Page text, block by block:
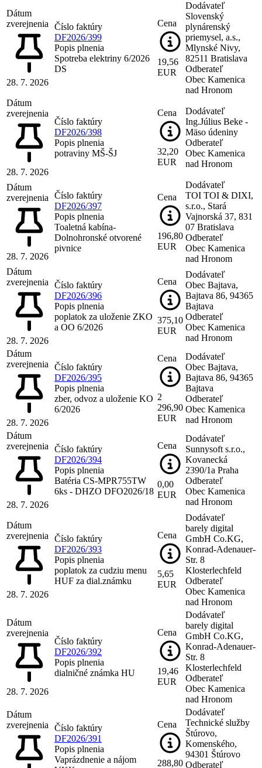
Dátum
zverejnenia
28. 7. 2026
Číslo faktúry
DF2026/399
Popis plnenia
Spotreba elektriny 6/2026
DS
Cena
19,56
EUR
Dodávateľ
Slovenský
plynárenský
priemysel, a.s.,
Mlynské Nivy,
82511 Bratislava
Odberateľ
Obec Kamenica
nad Hronom
Dátum
zverejnenia
28. 7. 2026
Číslo faktúry
DF2026/398
Popis plnenia
potraviny MŠ-ŠJ
Cena
32,20
EUR
Dodávateľ
Ing.Július Beke -
Mäso údeniny
Odberateľ
Obec Kamenica
nad Hronom
Dátum
zverejnenia
28. 7. 2026
Číslo faktúry
DF2026/397
Popis plnenia
Toaletná kabína-
Dolnohronské otvorené
pivnice
Cena
196,80
EUR
Dodávateľ
TOI TOI & DIXI,
s.r.o., Stará
Vajnorská 37, 831
07 Bratislava
Odberateľ
Obec Kamenica
nad Hronom
Dátum
zverejnenia
28. 7. 2026
Číslo faktúry
DF2026/396
Popis plnenia
poplatok za uloženie ZKO
a OO 6/2026
Cena
375,10
EUR
Dodávateľ
Obec Bajtava,
Bajtava 86, 94365
Bajtava
Odberateľ
Obec Kamenica
nad Hronom
Dátum
zverejnenia
28. 7. 2026
Číslo faktúry
DF2026/395
Popis plnenia
zber, odvoz a uloženie KO
6/2026
Cena
2
296,90
EUR
Dodávateľ
Obec Bajtava,
Bajtava 86, 94365
Bajtava
Odberateľ
Obec Kamenica
nad Hronom
Dátum
zverejnenia
28. 7. 2026
Číslo faktúry
DF2026/394
Popis plnenia
Batéria CS-MPR755TW
6ks - DHZO DFO2026/18
Cena
0,00
EUR
Dodávateľ
Sunnysoft s.r.o.,
Kovanecká
2390/1a Praha
Odberateľ
Obec Kamenica
nad Hronom
Dátum
zverejnenia
28. 7. 2026
Číslo faktúry
DF2026/393
Popis plnenia
poplatok za cudziu menu
HUF za dial.známku
Cena
5,65
EUR
Dodávateľ
barely digital
GmbH Co.KG,
Konrad-Adenauer-
Str. 8
Klosterlechfeld
Odberateľ
Obec Kamenica
nad Hronom
Dátum
zverejnenia
28. 7. 2026
Číslo faktúry
DF2026/392
Popis plnenia
dialničné známka HU
Cena
19,46
EUR
Dodávateľ
barely digital
GmbH Co.KG,
Konrad-Adenauer-
Str. 8
Klosterlechfeld
Odberateľ
Obec Kamenica
nad Hronom
Dátum
zverejnenia
Číslo faktúry
DF2026/391
Popis plnenia
Vaprázdnenie a nájom
Cena
288,80
Dodávateľ
Technické služby
Štúrovo,
Komenského,
94301 Štúrovo
Odberateľ